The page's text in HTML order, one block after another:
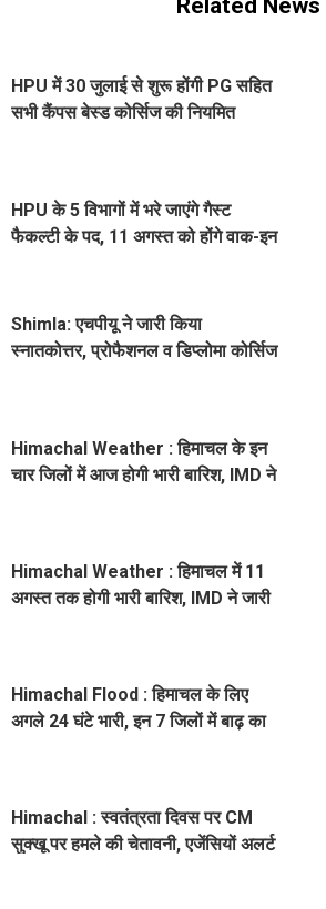
Related News
HPU में 30 जुलाई से शुरू होंगी PG सहित
सभी कैंपस बेस्ड कोर्सिज की नियमित
HPU के 5 विभागों में भरे जाएंगे गैस्ट
फैकल्टी के पद, 11 अगस्त को होंगे वाक-इन
Shimla: एचपीयू ने जारी किया
स्नातकोत्तर, प्रोफैशनल व डिप्लोमा कोर्सिज
Himachal Weather : हिमाचल के इन
चार जिलों में आज होगी भारी बारिश, IMD ने
Himachal Weather : हिमाचल में 11
अगस्त तक होगी भारी बारिश, IMD ने जारी
Himachal Flood : हिमाचल के लिए
अगले 24 घंटे भारी, इन 7 जिलों में बाढ़ का
Himachal : स्वतंत्रता दिवस पर CM
सुक्खू पर हमले की चेतावनी, एजेंसियों अलर्ट